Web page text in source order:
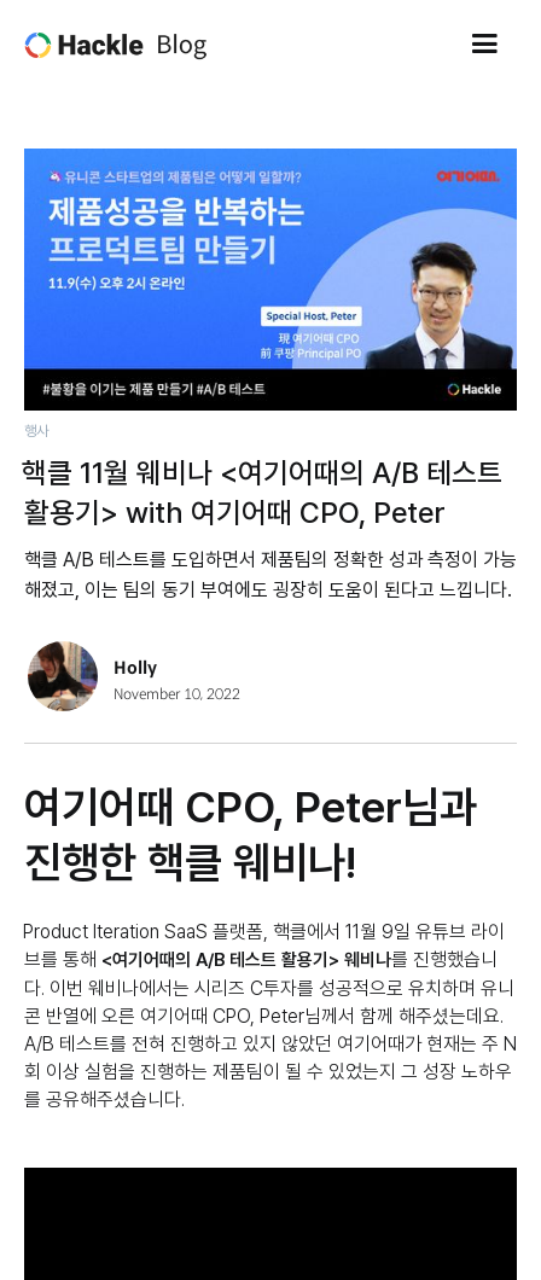
행사
핵클 11월 웨비나 <여기어때의 A/B 테스트
활용기> with 여기어때 CPO, Peter
핵클 A/B 테스트를 도입하면서 제품팀의 정확한 성과 측정이 가능
해졌고, 이는 팀의 동기 부여에도 굉장히 도움이 된다고 느낍니다.
Holly
November 10, 2022
여기어때 CPO, Peter님과
진행한 핵클 웨비나!
Product Iteration SaaS 플랫폼, 핵클에서 11월 9일 유튜브 라이
브를 통해 <여기어때의 A/B 테스트 활용기> 웨비나를 진행했습니
다. 이번 웨비나에서는 시리즈 C투자를 성공적으로 유치하며 유니
콘 반열에 오른 여기어때 CPO, Peter님께서 함께 해주셨는데요.
A/B 테스트를 전혀 진행하고 있지 않았던 여기어때가 현재는 주 N
회 이상 실험을 진행하는 제품팀이 될 수 있었는지 그 성장 노하우
를 공유해주셨습니다.